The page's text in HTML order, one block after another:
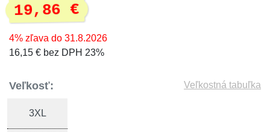
19,86 €
4% zľava do 31.8.2026
16,15 € bez DPH 23%
Veľkosť: Veľkostná tabuľka
3XL